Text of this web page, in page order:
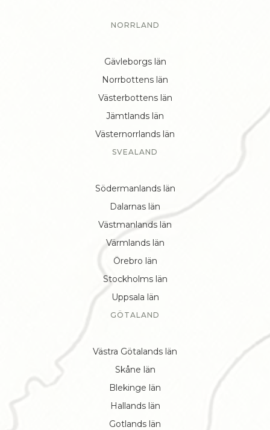
NORRLAND
Gävleborgs län
Norrbottens län
Västerbottens län
Jämtlands län
Västernorrlands län
SVEALAND
Södermanlands län
Dalarnas län
Västmanlands län
Värmlands län
Örebro län
Stockholms län
Uppsala län
GÖTALAND
Västra Götalands län
Skåne län
Blekinge län
Hallands län
Gotlands län